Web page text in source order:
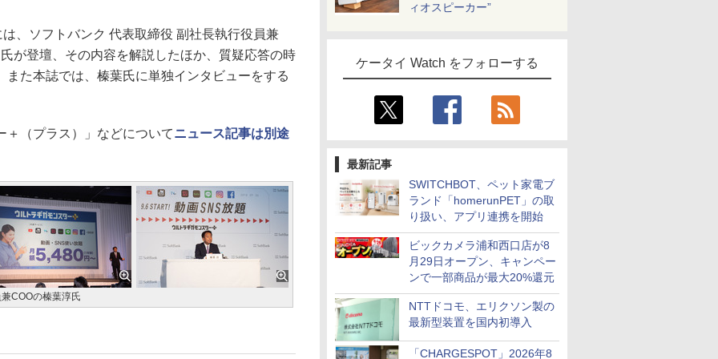
ィオスピーカー”
ケータイ Watch をフォローする
最新記事
SWITCHBOT、ペット家電ブ
ランド「homerunPET」の取
り扱い、アプリ連携を開始
ビックカメラ浦和西口店が8
月29日オープン、キャンペー
ンで一部商品が最大20%還元
NTTドコモ、エリクソン製の
最新型装置を国内初導入
「CHARGESPOT」2026年8
、ソフトバンク 代表取締役 副社長執行役員兼
が登壇、その内容を解説したほか、質疑応答の時
た本誌では、榛葉氏に単独インタビューをする
（プラス）」などについてニュース記事は別途
COOの榛葉淳氏